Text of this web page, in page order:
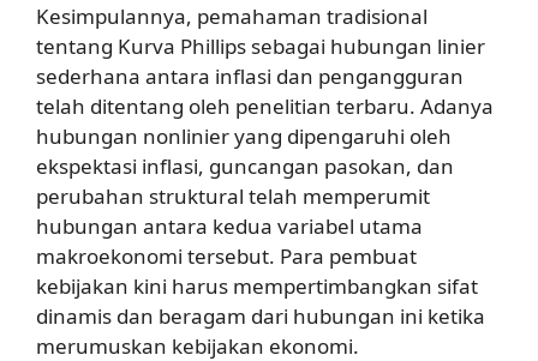
Kesimpulannya, pemahaman tradisional
tentang Kurva Phillips sebagai hubungan linier
sederhana antara inflasi dan pengangguran
telah ditentang oleh penelitian terbaru. Adanya
hubungan nonlinier yang dipengaruhi oleh
ekspektasi inflasi, guncangan pasokan, dan
perubahan struktural telah memperumit
hubungan antara kedua variabel utama
makroekonomi tersebut. Para pembuat
kebijakan kini harus mempertimbangkan sifat
dinamis dan beragam dari hubungan ini ketika
merumuskan kebijakan ekonomi.